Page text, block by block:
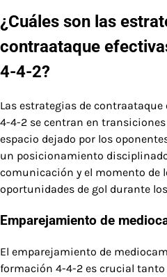
¿Cuáles son las
contraataque
4-4-2?
Las estrategias de
4-4-2 se centran en
espacio dejado por los
un posicionamiento
comunicación y el momento de
oportunidades de gol durante
Emparejamiento de
El emparejamiento de
formación 4-4-2 es crucial